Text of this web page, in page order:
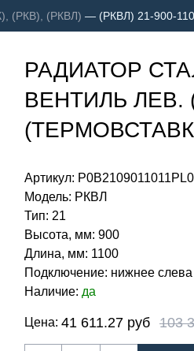
(РКВ), (РКВЛ) — (РКВЛ) 21-900-
РАДИАТОР
ВЕНТИЛЬ ЛЕВ.
Артикул: Р0В2109011011PL0
Модель: РКВЛ
Тип: 21
Высота, мм: 900
Длина, мм: 1100
Подключение: нижнее слева
Наличие: да
Цена: 41 611.27 руб 103